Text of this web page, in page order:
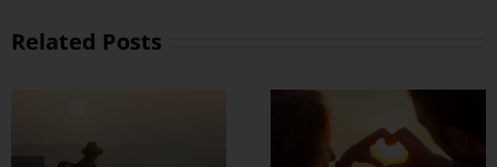
Related Posts